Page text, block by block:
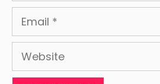
Email
Website